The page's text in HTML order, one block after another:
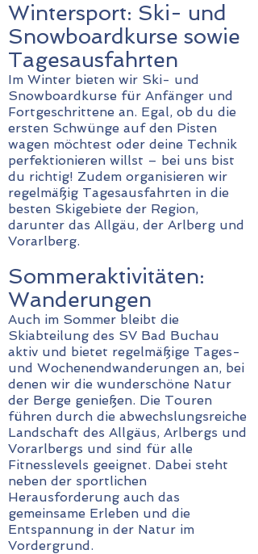
Wintersport: Ski- und
Snowboardkurse sowie
Tagesausfahrten
Im Winter bieten wir Ski- und
Snowboardkurse für Anfänger und
Fortgeschrittene an. Egal, ob du die
ersten Schwünge auf den Pisten
wagen möchtest oder deine Technik
perfektionieren willst – bei uns bist
du richtig! Zudem organisieren wir
regelmäßig Tagesausfahrten in die
besten Skigebiete der Region,
darunter das Allgäu, der Arlberg und
Vorarlberg.
Sommeraktivitäten:
Wanderungen
Auch im Sommer bleibt die
Skiabteilung des SV Bad Buchau
aktiv und bietet regelmäßige Tages-
und Wochenendwanderungen an, bei
denen wir die wunderschöne Natur
der Berge genießen. Die Touren
führen durch die abwechslungsreiche
Landschaft des Allgäus, Arlbergs und
Vorarlbergs und sind für alle
Fitnesslevels geeignet. Dabei steht
neben der sportlichen
Herausforderung auch das
gemeinsame Erleben und die
Entspannung in der Natur im
Vordergrund.